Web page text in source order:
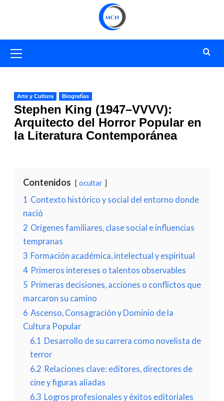
primario
Arte y Cultura Biografías
Stephen King (1947–VVVV):
Arquitecto del Horror Popular en
la Literatura Contemporánea
Contenidos ocultar
1 Contexto histórico y social del entorno donde
nació
2 Orígenes familiares, clase social e influencias
tempranas
3 Formación académica, intelectual y espiritual
4 Primeros intereses o talentos observables
5 Primeras decisiones, acciones o conflictos que
marcaron su camino
6 Ascenso, Consagración y Dominio de la
Cultura Popular
6.1 Desarrollo de su carrera como novelista de
terror
6.2 Relaciones clave: editores, directores de
cine y figuras aliadas
6.3 Logros profesionales y éxitos editoriales